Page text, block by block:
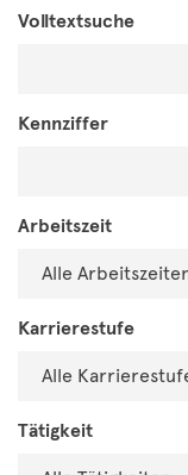
Volltextsuche
Kennziffer
Arbeitszeit
Karrierestufe
Tätigkeit